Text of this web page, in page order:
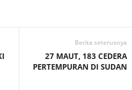
Berita seterusnya
27 MAUT, 183 CEDERA
PERTEMPURAN DI SUDAN